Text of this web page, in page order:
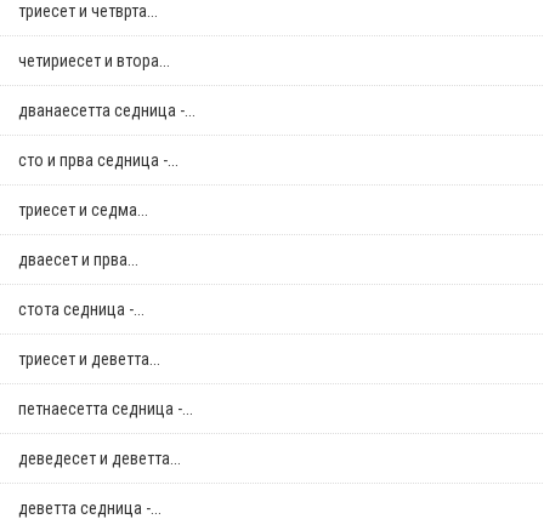
триесет и четврта...
четириесет и втора...
дванаесетта седница -...
сто и прва седница -...
триесет и седма...
дваесет и прва...
стотa седница -...
триесет и деветта...
петнаесетта седница -...
деведесет и деветта...
деветта седница -...